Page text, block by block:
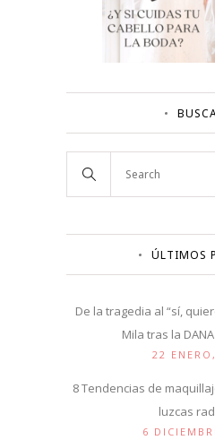
ÚLTIMOS
De la tragedia al “sí,
Mila tras la
22
8 Tendencias de
luzcas
6